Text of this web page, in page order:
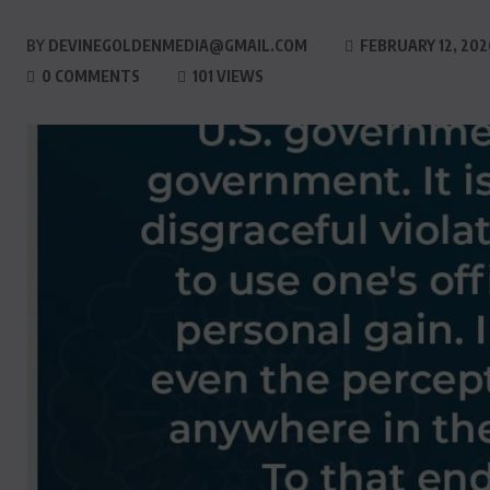
BY DEVINEGOLDENMEDIA@GMAIL.COM
FEBRUARY 12,
0 COMMENTS
101 VIEWS